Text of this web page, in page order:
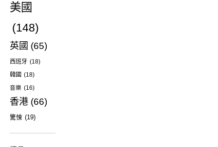
美國
(148)
英國 (65)
西班牙 (18)
韓國 (18)
音樂 (16)
香港 (66)
驚悚 (19)